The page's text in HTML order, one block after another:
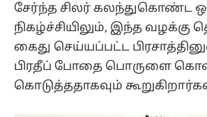
சேர்ந்த சிலர் கலந்துகொண்ட
நிகழ்ச்சியிலும், இந்த வழக்கு
கைது செய்யப்பட்ட
பிரதீப் போதை பொருளை
கொடுத்ததாகவும்